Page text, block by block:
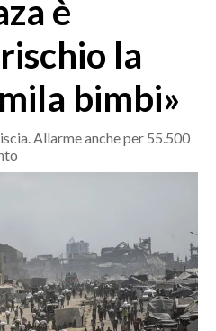
è
la
bimbi»
Allarme anche per 55.500